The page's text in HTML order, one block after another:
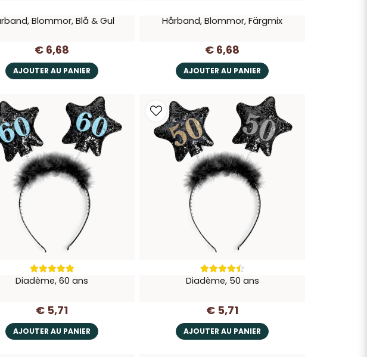
Blommor, Blå & Gul
€ 6,68
AJOUTER AU PANIER
Hårband, Blommor, Färgmix
€ 6,68
AJOUTER AU PANIER
Diadème, 60 ans
€ 5,71
AJOUTER AU PANIER
Diadème, 50 ans
€ 5,71
AJOUTER AU PANIER